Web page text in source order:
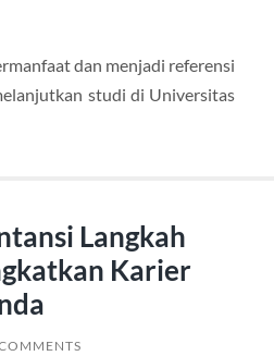
dan menjadi referensi
studi di Universitas
Langkah
Karier